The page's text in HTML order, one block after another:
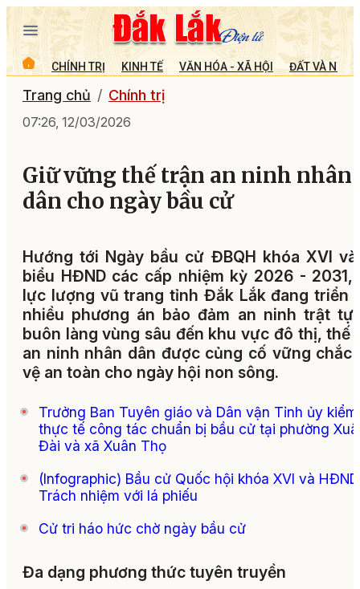
CHÍNH TRỊ KINH TẾ VĂN HÓA - XÃ HỘI ĐẤT VÀ
Trang chủ Chính trị
07:26, 12/03/2026
Giữ vững thế trận an ninh nhân
dân cho ngày bầu cử
Hướng tới Ngày bầu cử ĐBQH khóa XVI
biểu HĐND các cấp nhiệm kỳ 2026 - 2031,
lực lượng vũ trang tỉnh Đắk Lắk đang triển
nhiều phương án bảo đảm an ninh trật
buôn làng vùng sâu đến khu vực đô thị, thế
an ninh nhân dân được củng cố vững chắc
vệ an toàn cho ngày hội non sông.
Trưởng Ban Tuyên giáo và Dân vận Tỉnh ủy
thực tế công tác chuẩn bị bầu cử tại phường
Đài và xã Xuân Thọ
(Infographic) Bầu cử Quốc hội khóa XVI và
Trách nhiệm với lá phiếu
Cử tri háo hức chờ ngày bầu cử
Đa dạng phương thức tuyên truyền